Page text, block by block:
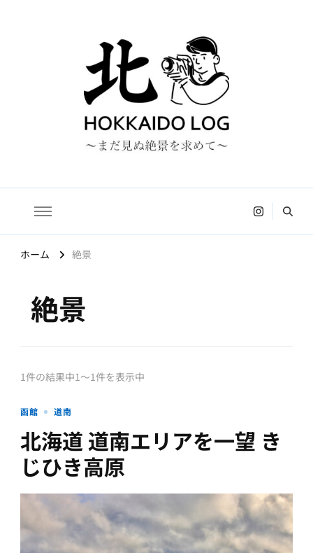
ホーム 絶景
絶景
1件の結果中1〜1件を表示中
函館 道南
北海道 道南エリアを一望 き
じひき高原